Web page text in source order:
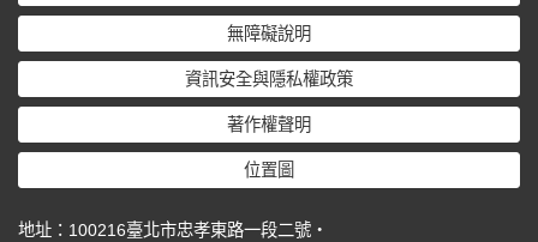
無障礙說明
資訊安全與隱私權政策
著作權聲明
位置圖
地址：100216臺北市忠孝東路一段二號‧